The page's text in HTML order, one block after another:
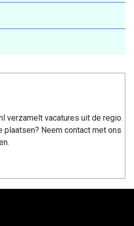
verzamelt vacatures uit de regio.
Neem contact met ons